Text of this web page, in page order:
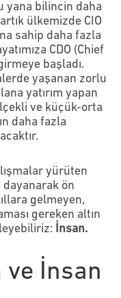
yana bilincin daha
ülkemizde CIO
sahip daha fazla
CDO (Chief
başladı.
yaşanan zorlu
yatırım yapan
ve küçük-orta
daha fazla
yürüten
dayanarak ön
gelmeyen,
gereken altın
İnsan.
İnsan